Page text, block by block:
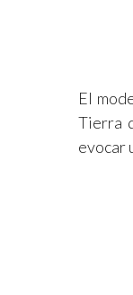
El
Tierra
evocar